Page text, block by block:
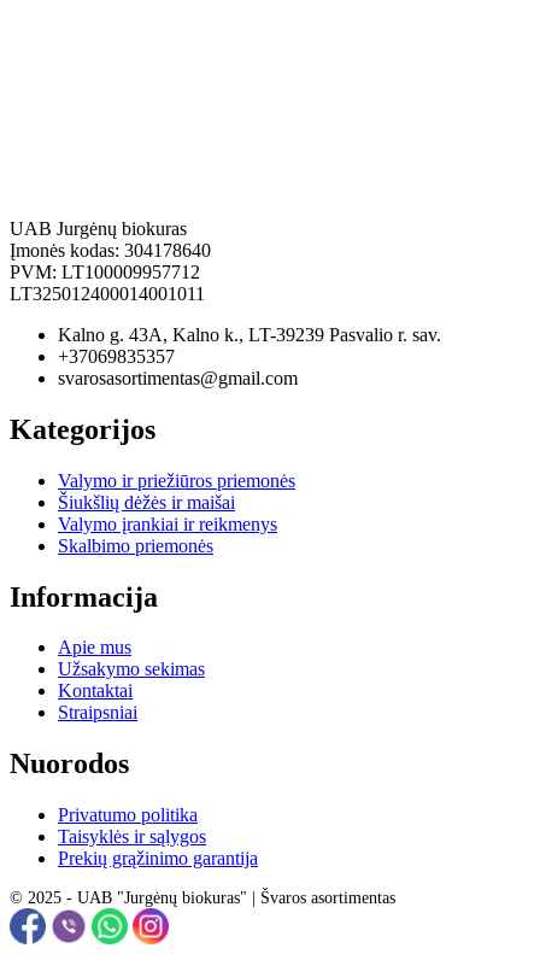
UAB Jurgėnų biokuras
Įmonės kodas: 304178640
PVM: LT100009957712
LT325012400014001011
Kalno g. 43A, Kalno k., LT-39239 Pasvalio r. sav.
+37069835357
svarosasortimentas@gmail.com
Kategorijos
Valymo ir priežiūros priemonės
Šiukšlių dėžės ir maišai
Valymo įrankiai ir reikmenys
Skalbimo priemonės
Informacija
Apie mus
Užsakymo sekimas
Kontaktai
Straipsniai
Nuorodos
Privatumo politika
Taisyklės ir sąlygos
Prekių grąžinimo garantija
© 2025 - UAB "Jurgėnų biokuras" | Švaros asortimentas